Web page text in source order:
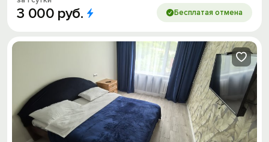
3 000 руб. Бесплатая отмена